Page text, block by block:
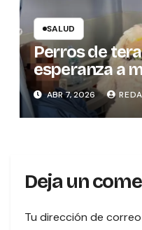
SALUD
Perros de
esperanza a
en hospitales
ABR 7, 2026
Deja un
Tu dirección de